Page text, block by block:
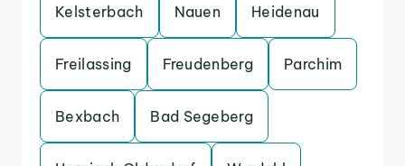
Kelsterbach Nauen Heidenau
Freilassing Freudenberg Parchim
Bexbach Bad Segeberg